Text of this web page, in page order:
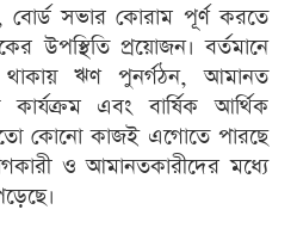
বোর্ড সভার কোরাম পূর্ণ করতে
উপস্থিতি প্রয়োজন। বর্তমানে
ঋণ পুনর্গঠন, আমানত
কার্যক্রম এবং বার্ষিক আর্থিক
কোনো কাজই এগোতে পারছে
ও আমানতকারীদের মধ্যে